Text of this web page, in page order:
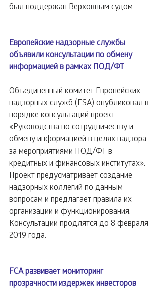
был поддержан Верховным судом.
Европейские надзорные службы
объявили консультации по обмену
информацией в рамках ПОД/ФТ
Объединенный комитет Европейских
надзорных служб (ESA) опубликовал в
порядке консультаций проект
«Руководства по сотрудничеству и
обмену информацией в целях надзора
за мероприятиями ПОД/ФТ в
кредитных и финансовых институтах».
Проект предусматривает создание
надзорных коллегий по данным
вопросам и предлагает правила их
организации и функционирования.
Консультации продлятся до 8 февраля
2019 года.
FCA развивает мониторинг
прозрачности издержек инвесторов